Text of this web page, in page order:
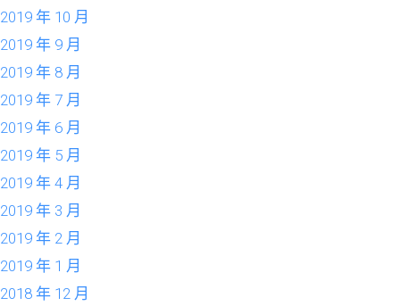
2019 年 10 月
2019 年 9 月
2019 年 8 月
2019 年 7 月
2019 年 6 月
2019 年 5 月
2019 年 4 月
2019 年 3 月
2019 年 2 月
2019 年 1 月
2018 年 12 月